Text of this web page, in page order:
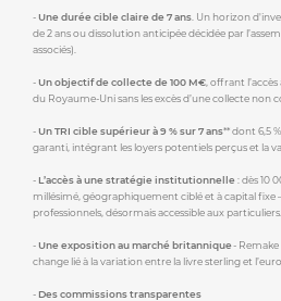
-Une durée cible claire de 7 ans . Un horizon
de 2 ans ou dissolution anticipée décidée par
associés).
-Un objectif de collecte de 100 M€ , offrant
du Royaume-Uni sans les excès d’une collecte non
-Un TRI cible supérieur à 9 % sur 7 ans** dont 6,5
garanti, intégrant les loyers potentiels perçus et la
- L’accès à une stratégie institutionnelle: dès 10
millésimé, géographiquement ciblé et à capital fixe
professionnels, désormais accessible aux particuliers.
-Une exposition au marché britannique- Remake
change lié à la variation entre la livre sterling et l’euro.
- Des commissions transparentes